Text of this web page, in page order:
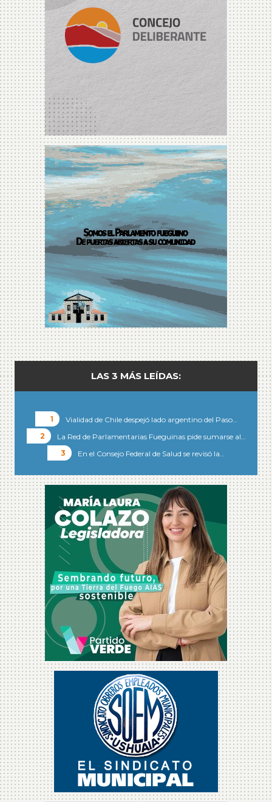
LAS 3 MÁS LEÍDAS:
Vialidad de Chile despejó lado argentino del Paso…
La Red de Parlamentarias Fueguinas pide sumarse al…
En el Consejo Federal de Salud se revisó la…